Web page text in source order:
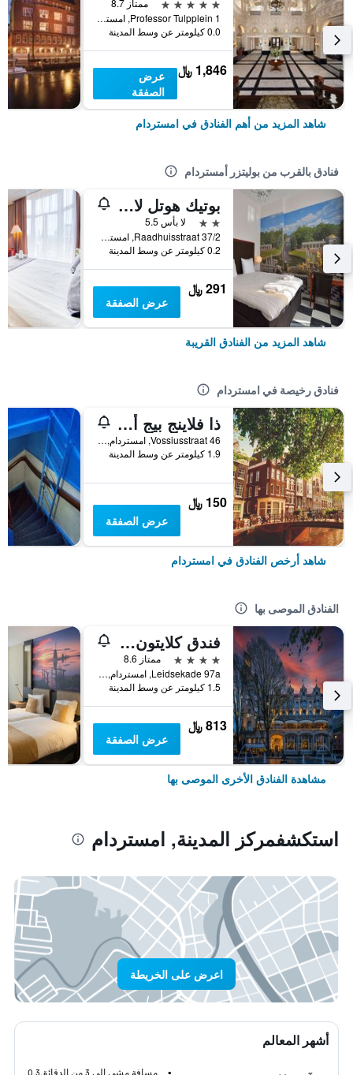
ممتاز 8.7
Professor Tulpplein 1, امستردام, مقاطعة شمال هولندا, هولندا
0.0 كيلومتر عن وسط المدينة
1,846 ﷼
عرض
الصفقة
شاهد المزيد من أهم الفنادق في امستردام
فنادق بالقرب من بوليتزر أمستردام
بوتيك هوتل لا بيل فو
2 نجمتين
لا بأس 5.5
Raadhuisstraat 37/2, امستردام, مقاطعة شمال هولندا, هولندا
0.2 كيلومتر عن وسط المدينة
291 ﷼
عرض الصفقة
شاهد المزيد من الفنادق القريبة
فنادق رخيصة في امستردام
ذا فلاينج بيج أبتاون هوستل
Vossiusstraat 46, امستردام, مقاطعة شمال هولندا, هولندا
1.9 كيلومتر عن وسط المدينة
150 ﷼
عرض الصفقة
شاهد أرخص الفنادق في امستردام
الفنادق الموصى بها
فندق كلايتون أمستردام أمريكان
4 نجوم
ممتاز 8.6
Leidsekade 97a, امستردام, مقاطعة شمال هولندا, هولندا
1.5 كيلومتر عن وسط المدينة
813 ﷼
عرض الصفقة
مشاهدة الفنادق الأخرى الموصى بها
استكشفمركز المدينة, امستردام
اعرض على الخريطة
أشهر المعالم
مسافة مشي إلى 3 من الدقائق
0.3